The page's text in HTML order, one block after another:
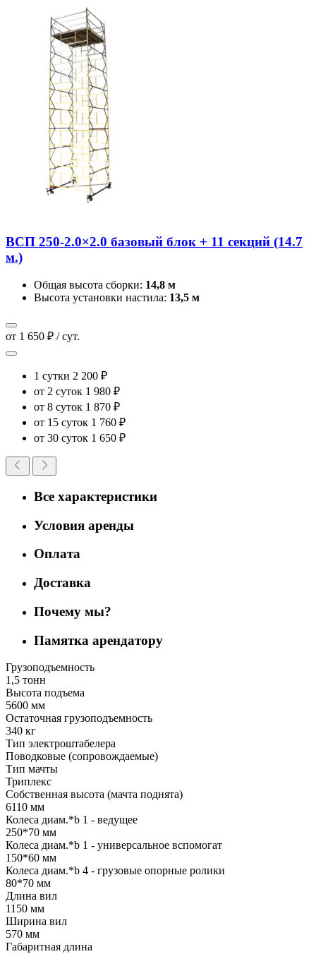
ВСП 250-2.0×2.0 базовый блок + 11 секций (14.7
м.)
Общая высота сборки: 14,8 м
Высота установки настила: 13,5 м
от 1 650 ₽ / сут.
1 сутки 2 200 ₽
от 2 суток 1 980 ₽
от 8 суток 1 870 ₽
от 15 суток 1 760 ₽
от 30 суток 1 650 ₽
Все характеристики
Условия аренды
Оплата
Доставка
Почему мы?
Памятка арендатору
Грузоподъемность
1,5 тонн
Высота подъема
5600 мм
Остаточная грузоподъемность
340 кг
Тип электроштабелера
Поводковые (сопровождаемые)
Тип мачты
Триплекс
Собственная высота (мачта поднята)
6110 мм
Колеса диам.*b 1 - ведущее
250*70 мм
Колеса диам.*b 1 - универсальное вспомогат
150*60 мм
Колеса диам.*b 4 - грузовые опорные ролики
80*70 мм
Длина вил
1150 мм
Ширина вил
570 мм
Габаритная длина